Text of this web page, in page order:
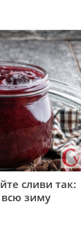
сливи так:
всю зиму